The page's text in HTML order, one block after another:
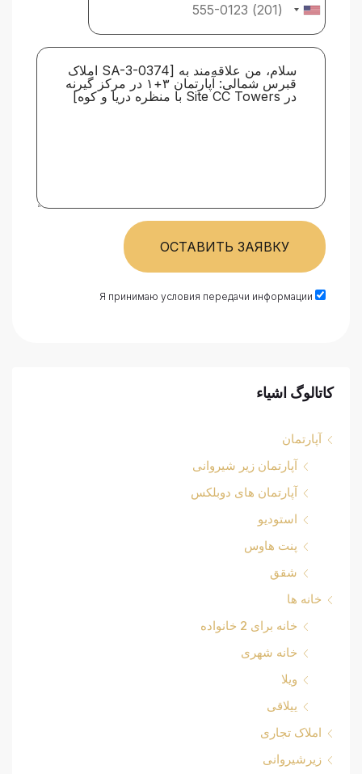
ОСТАВИТЬ ЗАЯВКУ
کاتالوگ اشیاء
آپارتمان
آپارتمان زیر شیروانی
آپارتمان های دوبلکس
استودیو
پنت هاوس
شقق
خانه ها
خانه برای 2 خانواده
خانه شهری
ویلا
ییلاقی
املاک تجاری
زیرشیروانی